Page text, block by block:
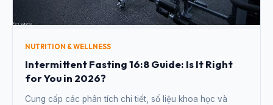
NUTRITION & WELLNESS
Intermittent Fasting 16:8 Guide: Is It Right
for You in 2026?
Cung cấp các phân tích chi tiết, số liệu khoa học và